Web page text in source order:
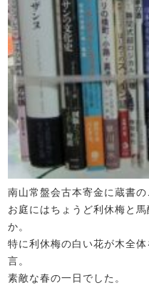
南山常盤会古本寄金に蔵書の
お庭にはちょうど利休梅と
か。
特に利休梅の白い花が木全
言。
素敵な春の一日でした。